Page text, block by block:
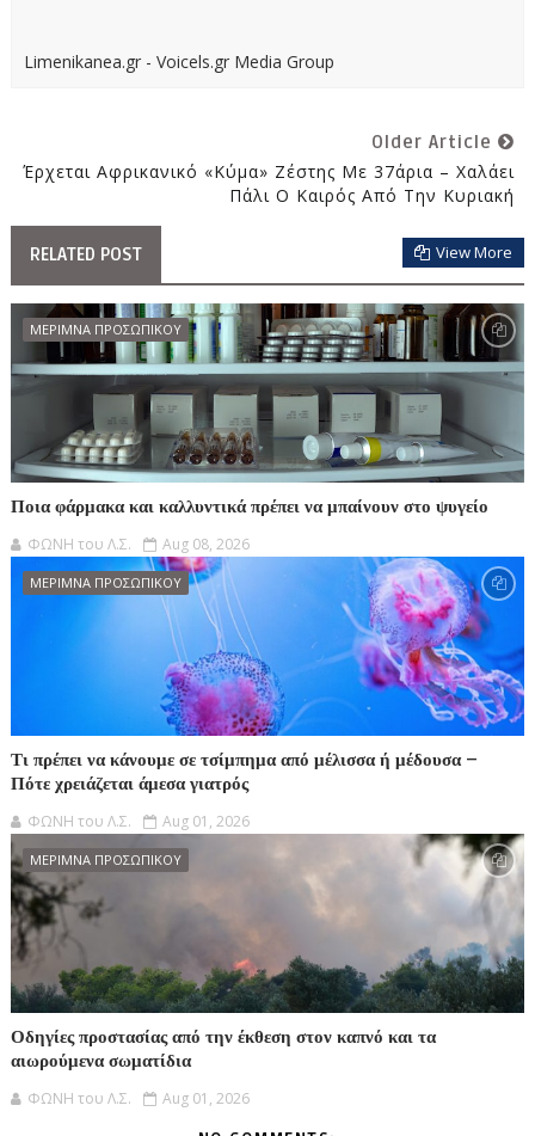
Limenikanea.gr - Voicels.gr Media Group
Older Article
Έρχεται Αφρικανικό «κύμα» Ζέστης Με 37άρια – Χαλάει
Πάλι Ο Καιρός Από Την Κυριακή
RELATED POST View More
ΜΕΡΙΜΝΑ ΠΡΟΣΩΠΙΚΟΥ
Ποια φάρμακα και καλλυντικά πρέπει να μπαίνουν στο ψυγείο
ΦΩΝΗ του Λ.Σ. Aug 08, 2026
ΜΕΡΙΜΝΑ ΠΡΟΣΩΠΙΚΟΥ
Τι πρέπει να κάνουμε σε τσίμπημα από μέλισσα ή μέδουσα –
Πότε χρειάζεται άμεσα γιατρός
ΦΩΝΗ του Λ.Σ. Aug 01, 2026
ΜΕΡΙΜΝΑ ΠΡΟΣΩΠΙΚΟΥ
Οδηγίες προστασίας από την έκθεση στον καπνό και τα
αιωρούμενα σωματίδια
ΦΩΝΗ του Λ.Σ. Aug 01, 2026